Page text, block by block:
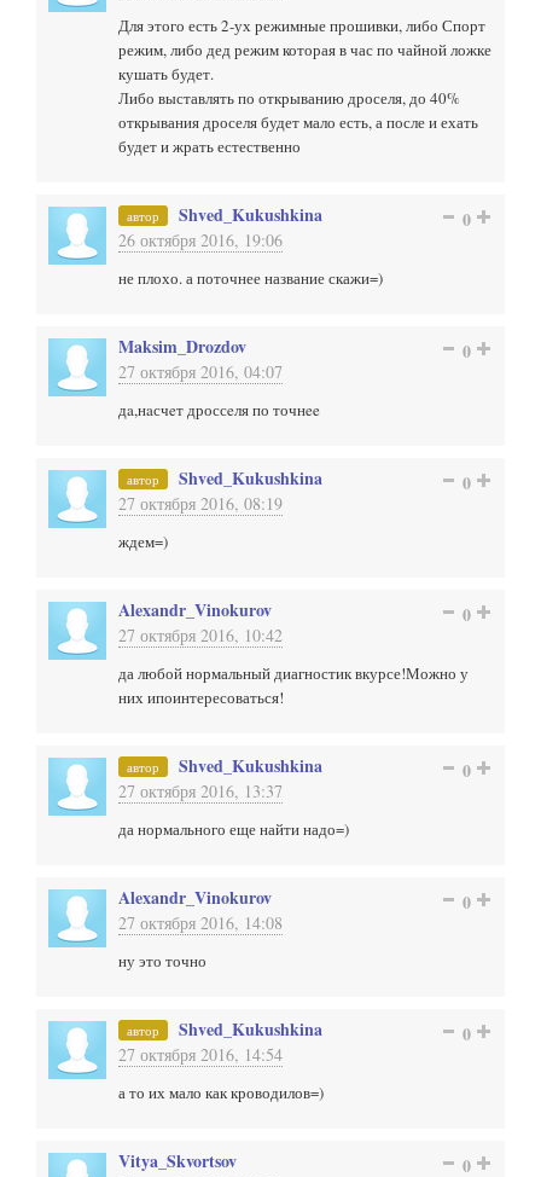
Для этого есть 2-ух режимные прошивки, либо Спорт
режим, либо дед режим которая в час по чайной ложке
кушать будет.
Либо выставлять по открыванию дроселя, до 40%
открывания дроселя будет мало есть, а после и ехать
будет и жрать естественно
автор Shved_Kukushkina
26 октября 2016, 19:06
0
не плохо. а поточнее название скажи=)
Maksim_Drozdov
27 октября 2016, 04:07
0
дa,нaсчeт дроссeля по точнee
автор Shved_Kukushkina
27 октября 2016, 08:19
0
ждем=)
Alexandr_Vinokurov
27 октября 2016, 10:42
0
да любой нормальный диагностик вкурсе!Можно у
них ипоинтересоваться!
автор Shved_Kukushkina
27 октября 2016, 13:37
0
да нормального еще найти надо=)
Alexandr_Vinokurov
27 октября 2016, 14:08
0
ну это точно
автор Shved_Kukushkina
27 октября 2016, 14:54
0
а то их мало как кроводилов=)
Vitya_Skvortsov 0